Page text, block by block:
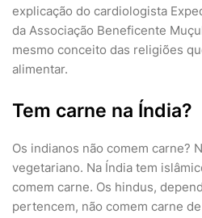
explicação do cardiologista
da Associação Beneficente
mesmo conceito das religiões
alimentar.
Tem carne na Índia?
Os indianos não comem carne?
vegetariano. Na Índia tem
comem carne. Os hindus,
pertencem, não comem carne